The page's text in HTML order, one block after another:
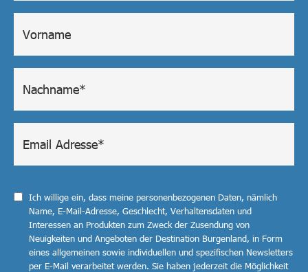
Ich willige ein, dass meine personenbezogenen Daten, nämlich
Name, E-Mail-Adresse, Geschlecht, Verhaltensdaten und
Interessen an Produkten zum Zweck der Zusendung von
Neuigkeiten und Angeboten der Destination Burgenland, in Form
eines allgemeinen sowie individuellen und spezifischen Newsletters
per E-Mail verarbeitet werden. Sie haben jederzeit die Möglichkeit